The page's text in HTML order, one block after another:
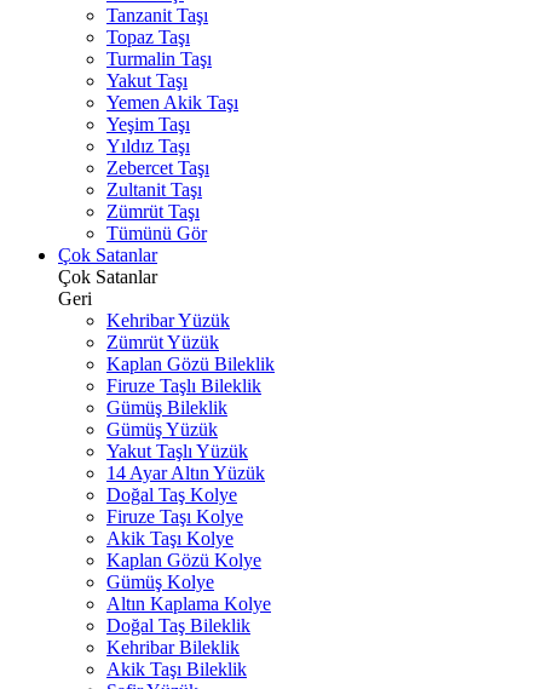
Tanzanit Taşı
Topaz Taşı
Turmalin Taşı
Yakut Taşı
Yemen Akik Taşı
Yeşim Taşı
Yıldız Taşı
Zebercet Taşı
Zultanit Taşı
Zümrüt Taşı
Tümünü Gör
Çok Satanlar
Çok Satanlar
Geri
Kehribar Yüzük
Zümrüt Yüzük
Kaplan Gözü Bileklik
Firuze Taşlı Bileklik
Gümüş Bileklik
Gümüş Yüzük
Yakut Taşlı Yüzük
14 Ayar Altın Yüzük
Doğal Taş Kolye
Firuze Taşı Kolye
Akik Taşı Kolye
Kaplan Gözü Kolye
Gümüş Kolye
Altın Kaplama Kolye
Doğal Taş Bileklik
Kehribar Bileklik
Akik Taşı Bileklik